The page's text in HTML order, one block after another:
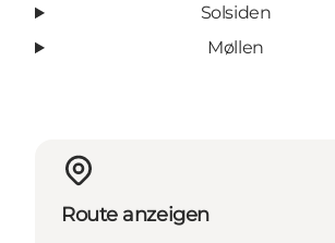
Solsiden
Møllen
Route anzeigen